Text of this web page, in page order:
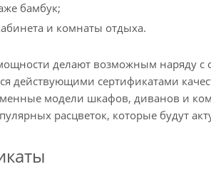
бамбук;
и комнаты отдыха.
делают возможным наряду с
действующими сертификатами
модели шкафов, диванов и
расцветок, которые будут